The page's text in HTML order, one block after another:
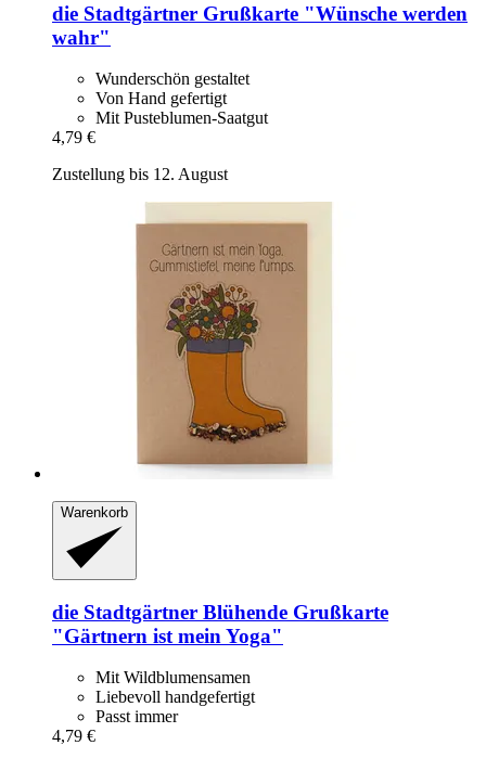
die Stadtgärtner Grußkarte "Wünsche werden
wahr"
Wunderschön gestaltet
Von Hand gefertigt
Mit Pusteblumen-Saatgut
4,79 €
Zustellung bis 12. August
Warenkorb
die Stadtgärtner Blühende Grußkarte
"Gärtnern ist mein Yoga"
Mit Wildblumensamen
Liebevoll handgefertigt
Passt immer
4,79 €